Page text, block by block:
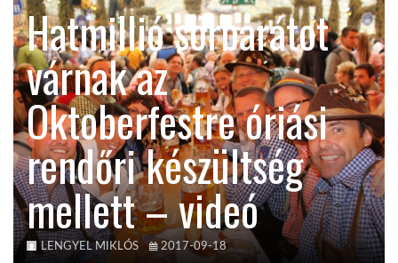
LATIN-AMERIKA
KÖZEL-KELET
AUSZTRÁLIA
A VILÁG ITTHON
MÉDIA
Hatmillió sörbarátot
várnak az
Oktoberfestre óriási
rendőri készültség
mellett – videó
LENGYEL MIKLÓS 2017-09-18